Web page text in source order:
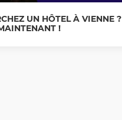
UN HÔTEL À VIENNE ?
!